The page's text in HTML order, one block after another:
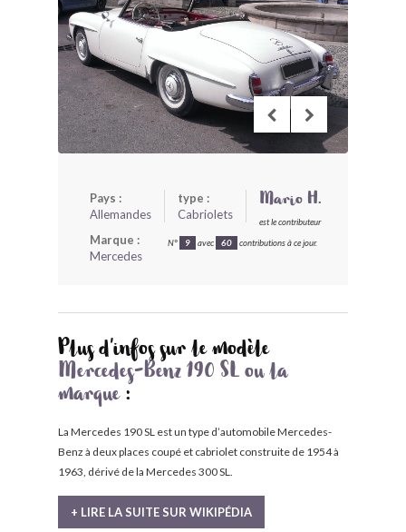
MODÈLES ET MARQUES
COMMENT FONCTIONNE BLV ?
Pays :
Allemandes
type :
Cabriolets
Marque :
Mercedes
Mario H.
est le contributeur
N° 9 avec 60 contributions à ce jour.
Plus d'infos sur le modèle
Mercedes-Benz 190 SL ou la
marque:
La Mercedes 190 SL est un type d’automobile Mercedes-
Benz à deux places coupé et cabriolet construite de 1954 à
1963, dérivé de la Mercedes 300 SL.
+ LIRE LA SUITE SUR WIKIPÉDIA